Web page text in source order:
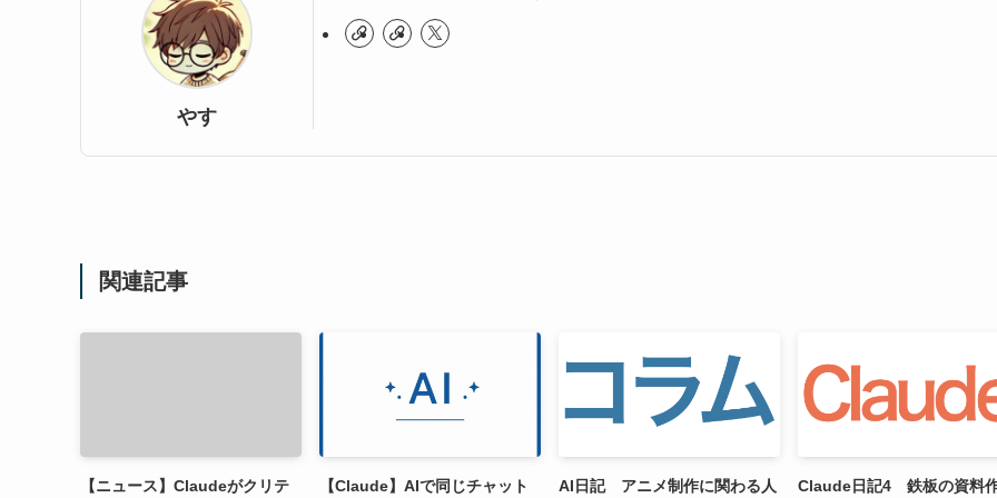
やす
関連記事
【ニュース】Claudeがクリテ 【Claude】AIで同じチャット AI日記 アニメ制作に関わる人 Claude日記4 鉄板の資料